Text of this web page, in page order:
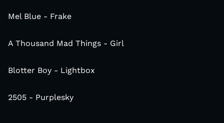
Mel Blue - Frake
A Thousand Mad Things - Girl
Blotter Boy - Lightbox
2505 - Purplesky